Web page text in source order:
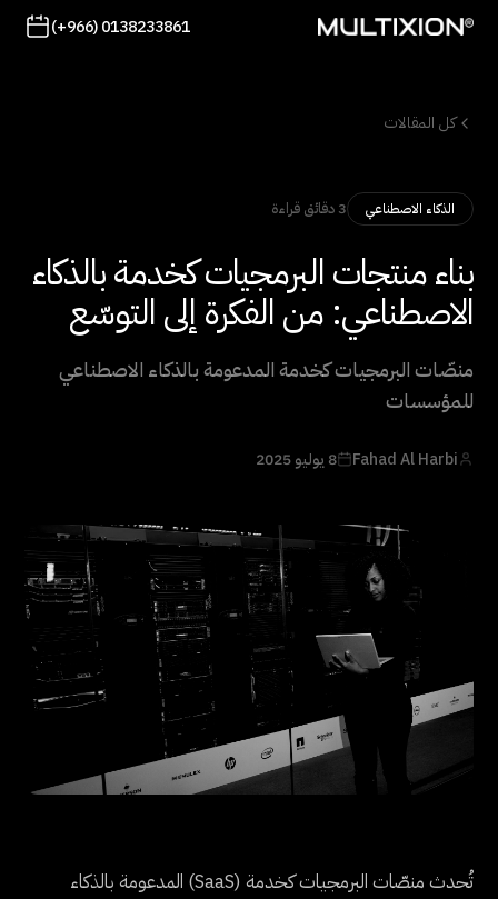
(+966) 0138233861
كل المقالات
الذكاء الاصطناعي 3 دقائق قراءة
بناء منتجات البرمجيات كخدمة بالذكاء
الاصطناعي: من الفكرة إلى التوسّع
منصّات البرمجيات كخدمة المدعومة بالذكاء الاصطناعي
للمؤسسات
Fahad Al Harbi 8 يوليو 2025
تُحدث منصّات البرمجيات كخدمة (SaaS) المدعومة بالذكاء